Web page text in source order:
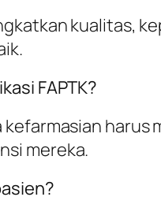
kualitas,
FAPTK?
harus
mereka.